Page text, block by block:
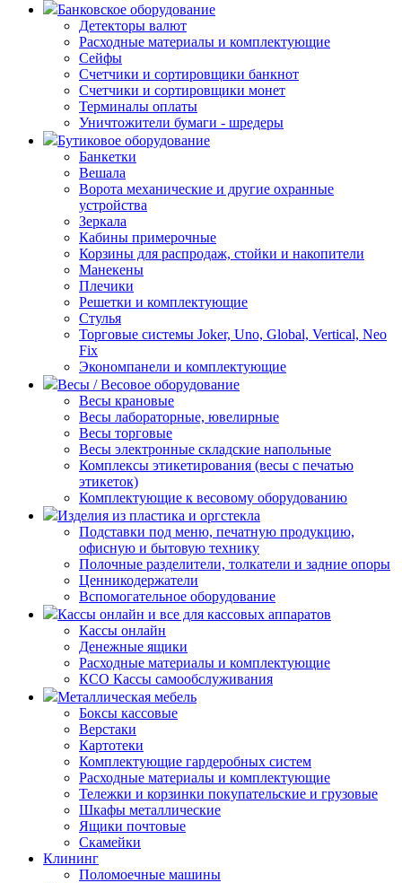
Банковское оборудование
Детекторы валют
Расходные материалы и комплектующие
Сейфы
Счетчики и сортировщики банкнот
Счетчики и сортировщики монет
Терминалы оплаты
Уничтожители бумаги - шредеры
Бутиковое оборудование
Банкетки
Вешала
Ворота механические и другие охранные
устройства
Зеркала
Кабины примерочные
Корзины для распродаж, стойки и накопители
Манекены
Плечики
Решетки и комплектующие
Стулья
Торговые системы Joker, Uno, Global, Vertical, Neo
Fix
Экономпанели и комплектующие
Весы / Весовое оборудование
Весы крановые
Весы лабораторные, ювелирные
Весы торговые
Весы электронные складские напольные
Комплексы этикетирования (весы с печатью
этикеток)
Комплектующие к весовому оборудованию
Изделия из пластика и оргстекла
Подставки под меню, печатную продукцию,
офисную и бытовую технику
Полочные разделители, толкатели и задние опоры
Ценникодержатели
Вспомогательное оборудование
Кассы онлайн и все для кассовых аппаратов
Кассы онлайн
Денежные ящики
Расходные материалы и комплектующие
КСО Кассы самообслуживания
Металлическая мебель
Боксы кассовые
Верстаки
Картотеки
Комплектующие гардеробных систем
Расходные материалы и комплектующие
Тележки и корзинки покупательские и грузовые
Шкафы металлические
Ящики почтовые
Скамейки
Клининг
Поломоечные машины